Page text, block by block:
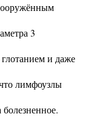
3
и даже
лимфоузлы